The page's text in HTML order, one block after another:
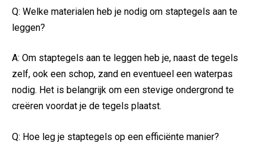
Q: Welke materialen heb je nodig om staptegels aan​ te⁢
leggen?
A: Om ⁢staptegels aan te leggen heb ​je, naast de⁢ tegels
⁤zelf, ook een‍ schop, ⁤zand en eventueel een waterpas
nodig.⁢ Het is belangrijk om een stevige ondergrond te
creëren voordat je de tegels plaatst.
Q: Hoe leg ⁢je staptegels op een efficiënte manier?